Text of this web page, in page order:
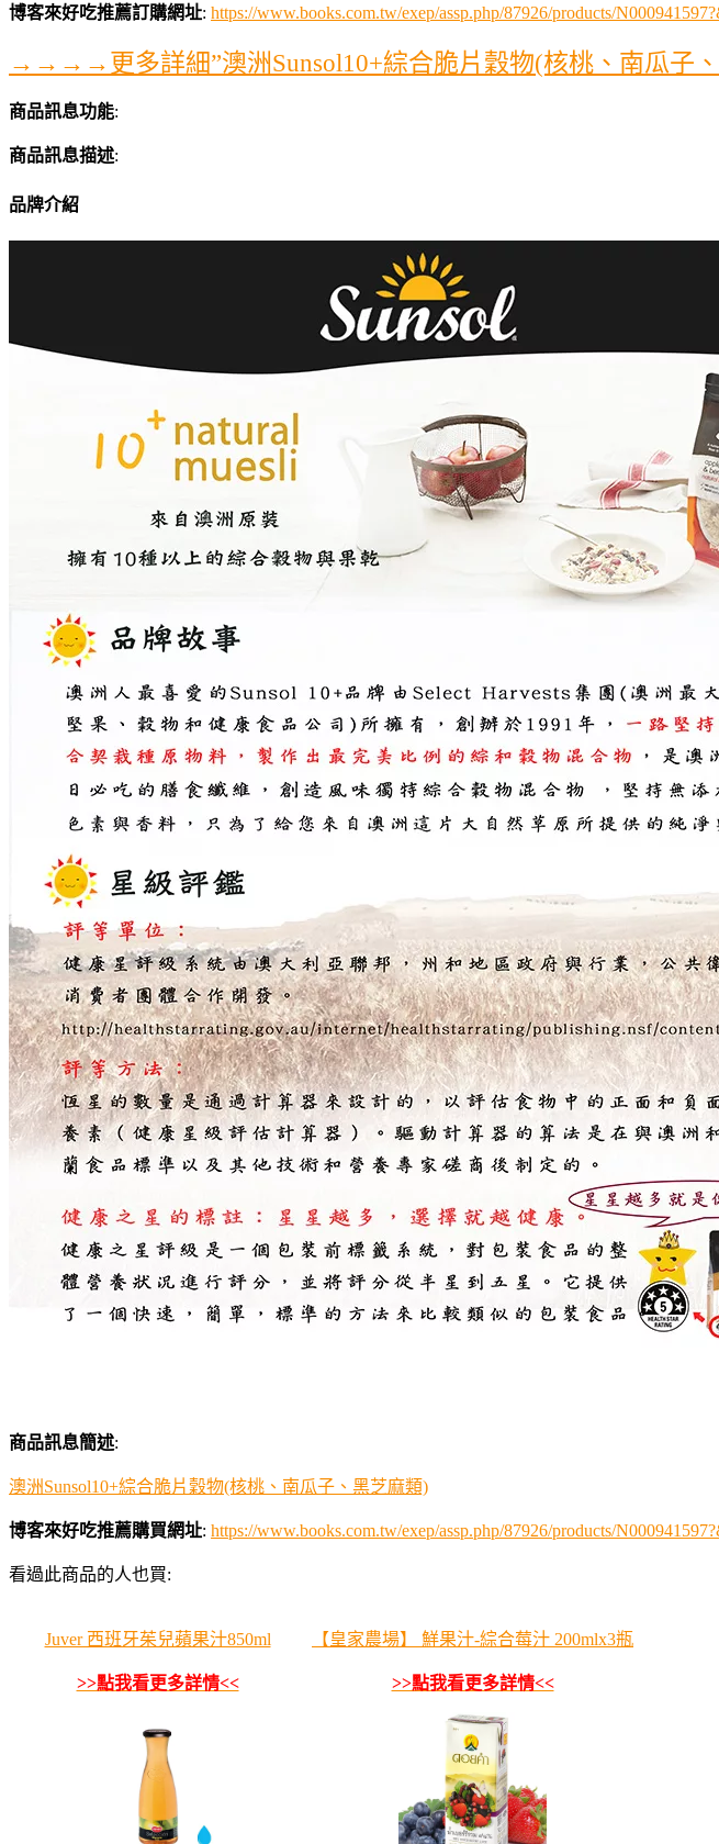
博客來好吃推薦訂購網址: https://www.books.com.tw/exep/assp.php/87926/products/
→→→→更多詳細”澳洲Sunsol10+綜合脆片穀物(核桃、南瓜子
商品訊息功能:
商品訊息描述:
品牌介紹
商品訊息簡述:
澳洲Sunsol10+綜合脆片穀物(核桃、南瓜子、黑芝麻類)
博客來好吃推薦購買網址: https://www.books.com.tw/exep/assp.php/87926/products/
看過此商品的人也買:
Juver 西班牙茱兒蘋果汁850ml
>>點我看更多詳情<<
【皇家農場】 鮮果汁-綜合莓汁 200mlx3瓶
>>點我看更多詳情<<